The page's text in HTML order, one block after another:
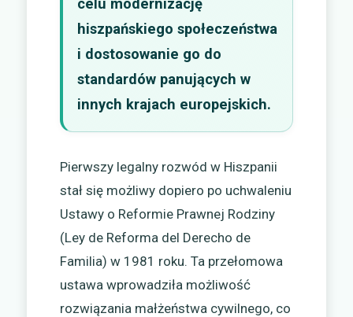
celu modernizację
hiszpańskiego społeczeństwa
i dostosowanie go do
standardów panujących w
innych krajach europejskich.
Pierwszy legalny rozwód w Hiszpanii
stał się możliwy dopiero po uchwaleniu
Ustawy o Reformie Prawnej Rodziny
(Ley de Reforma del Derecho de
Familia) w 1981 roku. Ta przełomowa
ustawa wprowadziła możliwość
rozwiązania małżeństwa cywilnego, co